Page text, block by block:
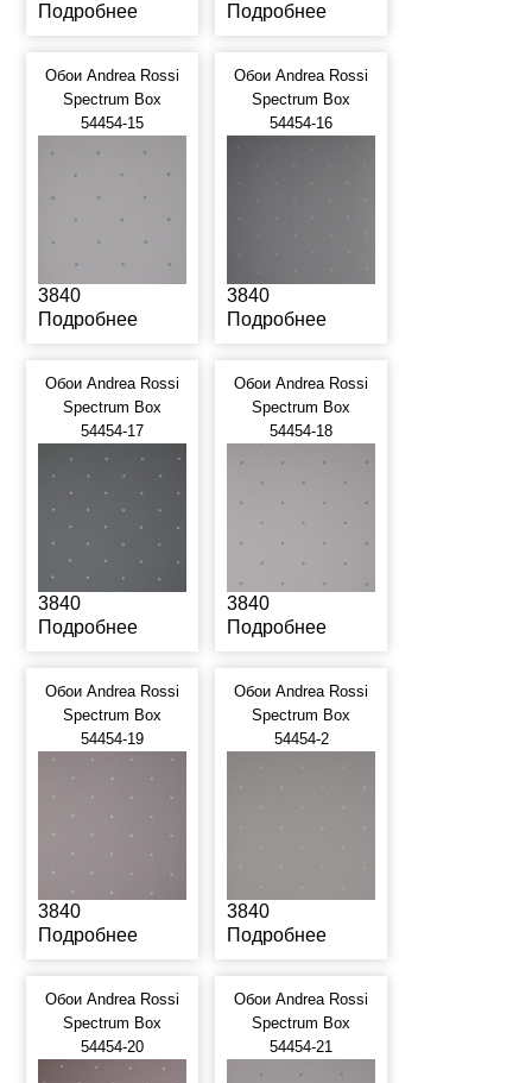
Подробнее
Подробнее
Обои Andrea Rossi
Spectrum Box
54454-15
3840
Подробнее
Обои Andrea Rossi
Spectrum Box
54454-16
3840
Подробнее
Обои Andrea Rossi
Spectrum Box
54454-17
3840
Подробнее
Обои Andrea Rossi
Spectrum Box
54454-18
3840
Подробнее
Обои Andrea Rossi
Spectrum Box
54454-19
3840
Подробнее
Обои Andrea Rossi
Spectrum Box
54454-2
3840
Подробнее
Обои Andrea Rossi
Spectrum Box
54454-20
Обои Andrea Rossi
Spectrum Box
54454-21